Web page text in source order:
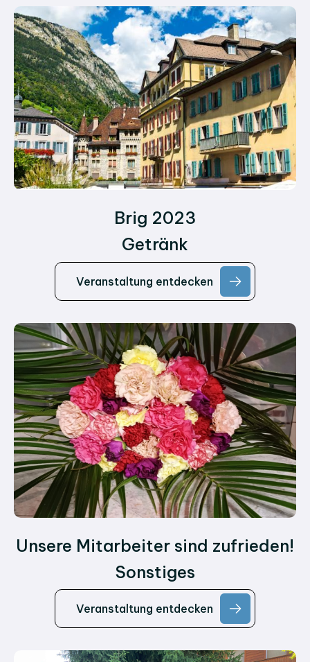
Brig 2023
Getränk
Veranstaltung entdecken
Unsere Mitarbeiter sind zufrieden!
Sonstiges
Veranstaltung entdecken